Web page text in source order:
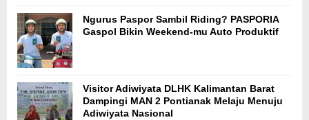
Ngurus Paspor Sambil Riding? PASPORIA
Gaspol Bikin Weekend-mu Auto Produktif
Visitor Adiwiyata DLHK Kalimantan Barat
Dampingi MAN 2 Pontianak Melaju Menuju
Adiwiyata Nasional